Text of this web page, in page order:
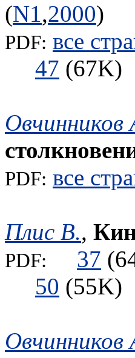
(N1,2000)
PDF: все
47
Овчинников
PDF: все
Плис В.,
PDF: 37
50
Овчинников